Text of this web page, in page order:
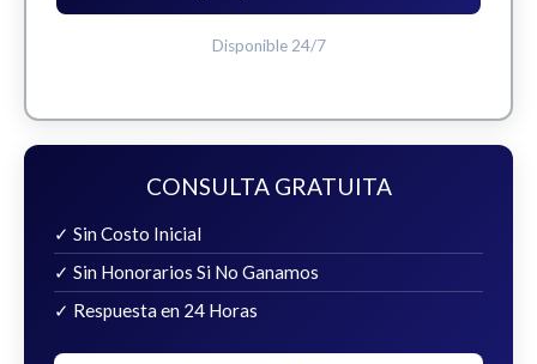
Disponible 24/7
CONSULTA GRATUITA
✓ Sin Costo Inicial
✓ Sin Honorarios Si No Ganamos
✓ Respuesta en 24 Horas